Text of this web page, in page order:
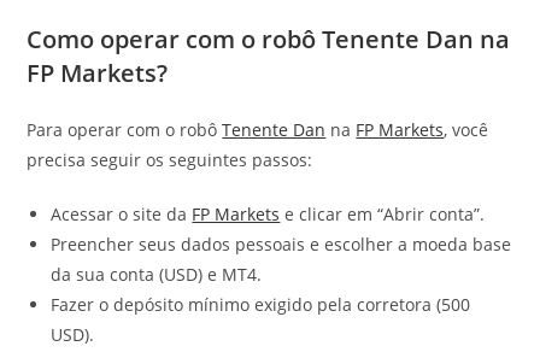
Como operar com o robô Tenente Dan na
FP Markets?
Para operar com o robôTenente Dan na FP Markets, você
precisa seguir os seguintes passos:
Acessar o site da FP Markets e clicar em “Abrir conta”.
Preencher seus dados pessoais e escolher a moeda base
da sua conta (USD) e MT4.
Fazer o depósito mínimo exigido pela corretora (500
USD).